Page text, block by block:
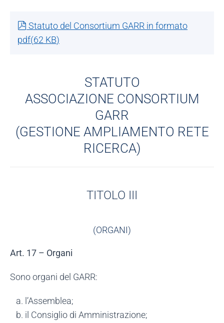
pdf
Statuto del Consortium GARR in formato
pdf(62 KB)
STATUTO
ASSOCIAZIONE CONSORTIUM
GARR
(GESTIONE AMPLIAMENTO RETE
RICERCA)
TITOLO III
(ORGANI)
Art. 17 – Organi
Sono organi del GARR:
l’Assemblea;
il Consiglio di Amministrazione;